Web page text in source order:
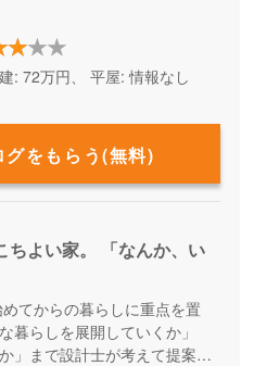
: 72万円、 平屋: 情報なし
をもらう(無料)
ちよい家。 「なんか、い
てからの暮らしに重点を置
暮らしを展開していくか」
」まで設計士が考えて提案し